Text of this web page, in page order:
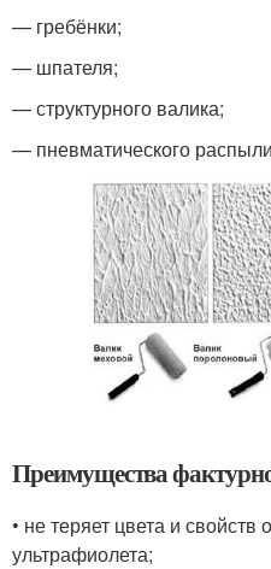
— гребёнки;
— шпателя;
— структурного валика;
— пневматического
Преимущества
• не теряет цвета и свойств
ультрафиолета;